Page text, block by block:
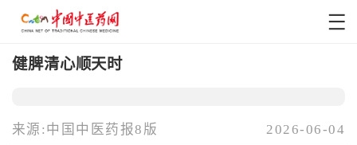
健脾清心顺天时
来源:中国中医药报8版 2026-06-04